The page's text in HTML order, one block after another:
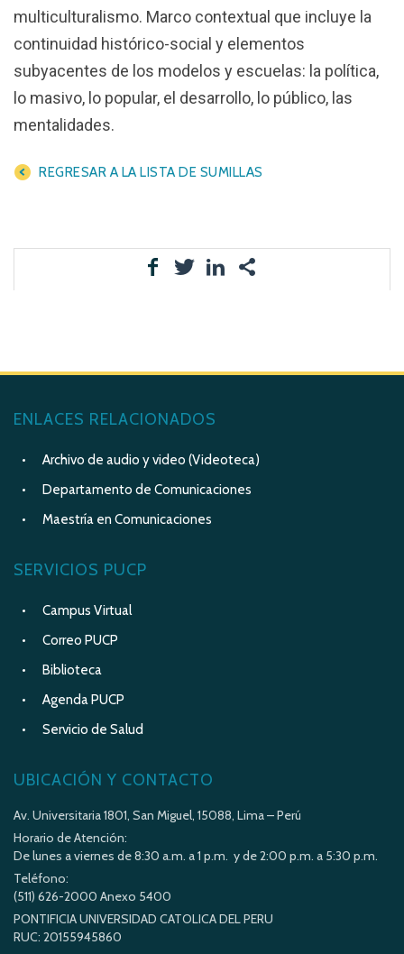
multiculturalismo. Marco contextual que incluye la
continuidad histórico-social y elementos
subyacentes de los modelos y escuelas: la política,
lo masivo, lo popular, el desarrollo, lo público, las
mentalidades.
REGRESAR A LA LISTA DE SUMILLAS
ENLACES RELACIONADOS
Archivo de audio y video (Videoteca)
Departamento de Comunicaciones
Maestría en Comunicaciones
SERVICIOS PUCP
Campus Virtual
Correo PUCP
Biblioteca
Agenda PUCP
Servicio de Salud
UBICACIÓN Y CONTACTO
Av. Universitaria 1801, San Miguel, 15088, Lima – Perú
Horario de Atención:
De lunes a viernes de 8:30 a.m. a 1 p.m. y de 2:00 p.m. a 5:30 p.m.
Teléfono:
(511) 626-2000 Anexo 5400
PONTIFICIA UNIVERSIDAD CATOLICA DEL PERU
RUC: 20155945860